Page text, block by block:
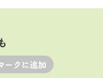
ークに追加